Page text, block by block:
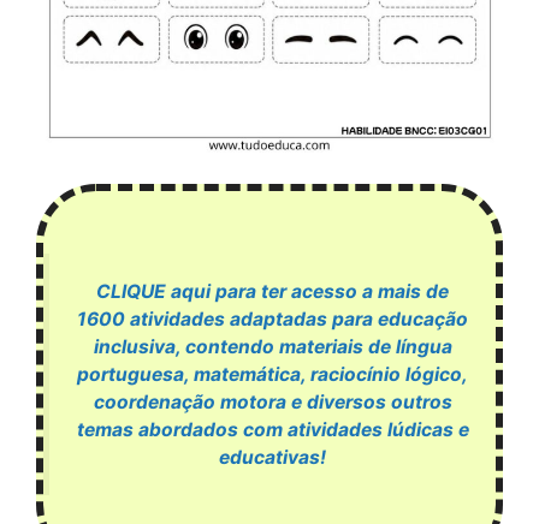
CLIQUE aqui para ter acesso a mais de
1600 atividades adaptadas para educação
inclusiva, contendo materiais de língua
portuguesa, matemática, raciocínio lógico,
coordenação motora e diversos outros
temas abordados com atividades lúdicas e
educativas!